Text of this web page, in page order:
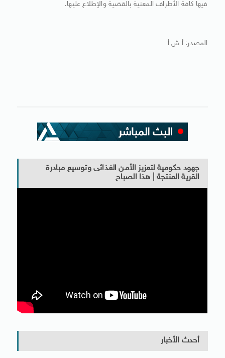
فيها كافة الأطراف المعنية بالقضية والإطلاع عليها.
المصدر: أ ش أ
جهود حكومية لتعزيز الأمن الغذائى وتوسيع مبادرة
القرية المنتجة | هذا الصباح
أحدث الأخبار